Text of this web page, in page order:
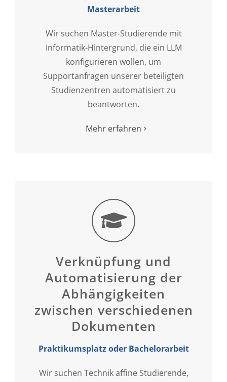
Masterarbeit
Wir suchen Master-Studierende mit
Informatik-Hintergrund, die ein LLM
konfigurieren wollen, um
Supportanfragen unserer beteiligten
Studienzentren automatisiert zu
beantworten.
Mehr erfahren
Verknüpfung und
Automatisierung der
Abhängigkeiten
zwischen verschiedenen
Dokumenten
Praktikumsplatz oder Bachelorarbeit
Wir suchen Technik affine Studierende,